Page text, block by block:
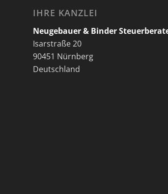
IHRE KANZLEI
Neugebauer & Binder
Isarstraße 20
90451 Nürnberg
Deutschland